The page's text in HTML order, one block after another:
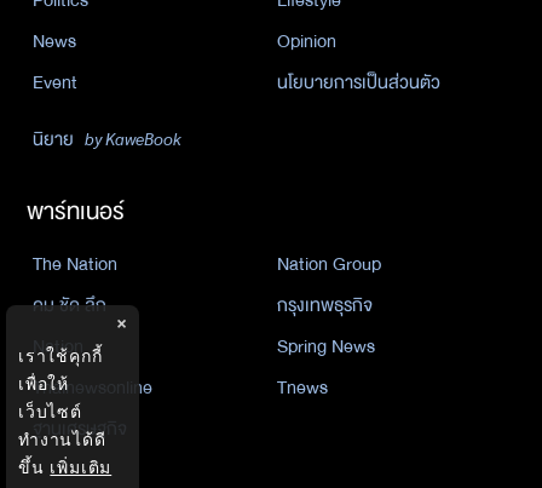
News
Opinion
Event
นโยบายการเป็นส่วนตัว
นิยาย by KaweBook
พาร์ทเนอร์
The Nation
Nation Group
คม ชัด ลึก
กรุงเทพธุรกิจ
Nation
Spring News
Thainewsonline
Tnews
ฐานเศรษฐกิจ
×
เราใช้คุกกี้
เพื่อให้
เว็บไซต์
ทำงานได้ดี
ขึ้น เพิ่มเติม